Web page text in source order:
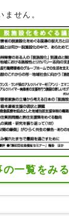
ません。
の一覧をみる